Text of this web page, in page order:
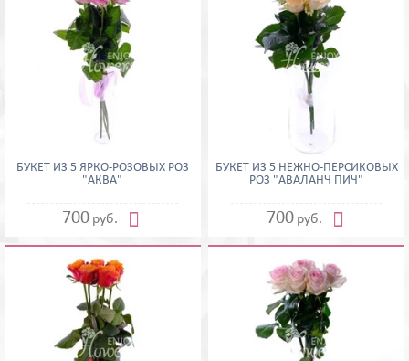
БУКЕТ ИЗ 5 ЯРКО-РОЗОВЫХ РОЗ
"АКВА"
700 руб. 
БУКЕТ ИЗ 5 НЕЖНО-ПЕРСИКОВЫХ
РОЗ "АВАЛАНЧ ПИЧ"
700 руб. 